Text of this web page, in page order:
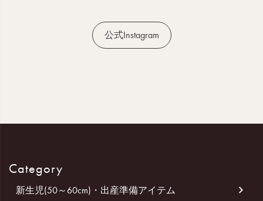
公式Instagram
Category
新生児(50～60cm)・出産準備アイテム